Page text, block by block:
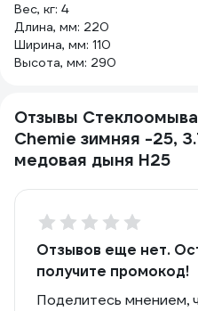
Вес, кг: 4
Длина, мм: 220
Ширина, мм: 110
Высота, мм: 290
Отзывы
Chemie зимняя -25,
медовая дыня H25
Отзывов еще нет.
получите промокод!
Поделитесь мнением,